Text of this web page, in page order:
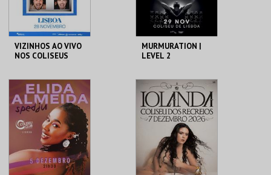
VIZINHOS AO VIVO
NOS COLISEUS
COLISEU DE LISBOA
MAIS INFO
COMPRAR
MURMURATION |
LEVEL 2
COLISEU DE LISBOA
MAIS INFO
COMPRAR